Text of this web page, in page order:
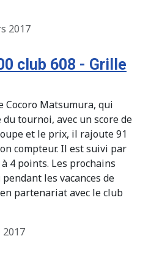
2017
club 608 - Grille
Cocoro Matsumura, qui
tournoi, avec un score de
et le prix, il rajoute 91
compteur. Il est suivi par
4 points. Les prochains
les vacances de
partenariat avec le club